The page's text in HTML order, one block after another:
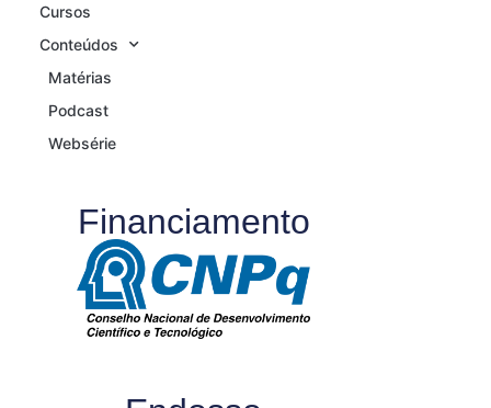
Cursos
Conteúdos
Matérias
Podcast
Websérie
Financiamento